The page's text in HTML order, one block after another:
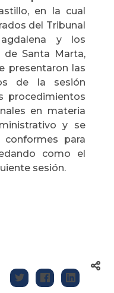
en la cual
del Tribunal
y los
de Santa Marta,
presentaron las
de la sesión
procedimientos
en materia
y se
para
como el
sesión.